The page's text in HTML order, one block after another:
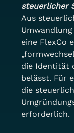
steuerlicher
Aus
eine FlexCo
die Identität
belässt. Für
die
erforderlich.